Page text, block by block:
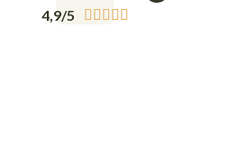
4,9/5     